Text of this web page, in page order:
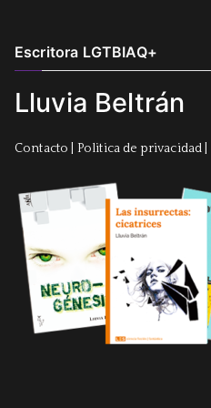
Escritora LGTBIAQ+
Lluvia Beltrán
Contacto Politica de privacidad